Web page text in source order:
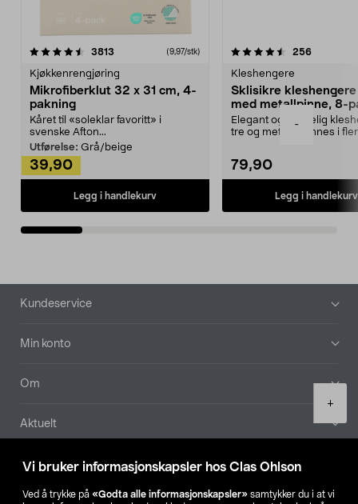
Vi bruker informasjonskapsler hos Clas Ohlson
Ved å trykke på «Godta alle informasjonskapsler» samtykker du i at vi
-
+
3813 anmeldelser(9,97/stk)
Kjøkkenrengjøring
Mikrofiberklut 32 x 31 cm, 4-
pakning
Kåret til «soleklar favoritt» i
svenske Afton...
Utførelse: Grå/beige
39,90
Legg i handlekurv
4.5av 5 stjerner 256
Kleshengere
Sklisikre
med metallpinne, 8-
Elegant og skikkelig
tre og metall – finnes i
79,90
Legg i handlekurv
4.5av 5 stjerner
Bunntekst
Kundeservice
Min konto
Om
Aktuelt
Våre selskaper